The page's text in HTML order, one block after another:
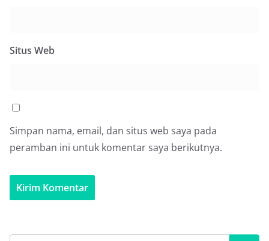
Situs Web
Simpan nama, email, dan situs web saya pada
peramban ini untuk komentar saya berikutnya.